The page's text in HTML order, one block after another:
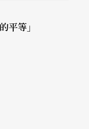
密／半公開／公
卡／網誌），模
平等」